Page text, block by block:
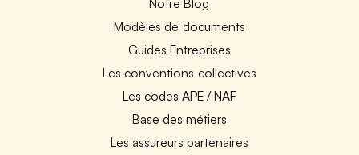
Modèles de documents
Guides Entreprises
Les conventions collectives
Les codes APE / NAF
Base des métiers
Les assureurs partenaires